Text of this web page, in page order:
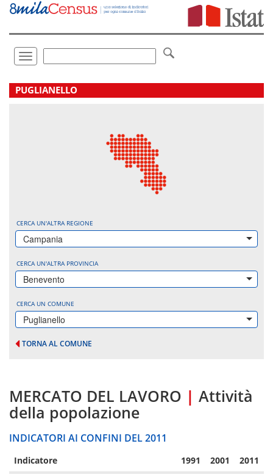
Vai
direttamente
Toggle
navigation
.
PUGLIANELLO
CERCA UN'ALTRA REGIONE
Campania
CERCA UN'ALTRA PROVINCIA
Benevento
CERCA UN COMUNE
Puglianello
TORNA AL COMUNE
MERCATO DEL LAVORO | Attività
della popolazione
INDICATORI AI CONFINI DEL 2011
Indicatore 1991 2001 2011